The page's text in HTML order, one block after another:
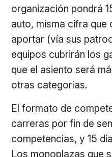
organización pondrá
auto, misma cifra que
aportar (vía sus
equipos cubrirán los
que el asiento será
otras categorías.
El formato de
carreras por fin de
competencias, y 15
Los monoplazas que